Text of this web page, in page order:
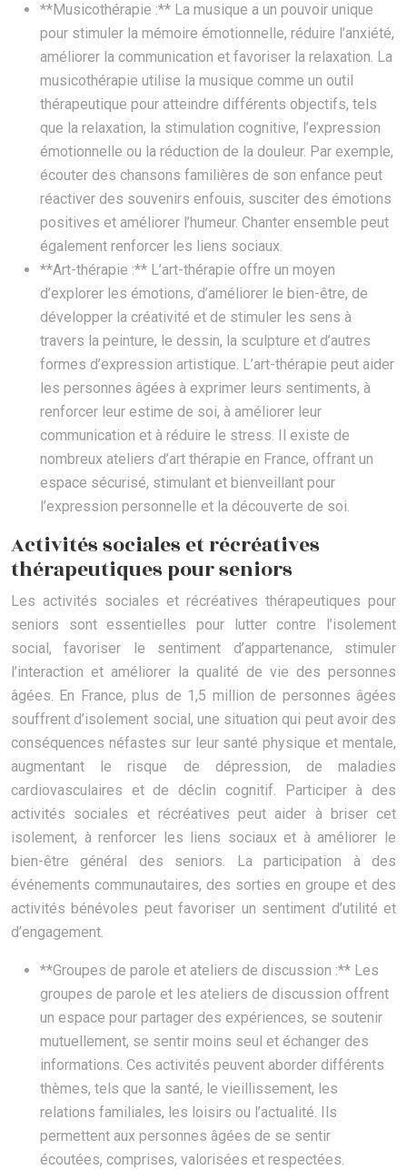
**Musicothérapie :** La musique a un pouvoir unique
pour stimuler la mémoire émotionnelle, réduire l’anxiété,
améliorer la communication et favoriser la relaxation. La
musicothérapie utilise la musique comme un outil
thérapeutique pour atteindre différents objectifs, tels
que la relaxation, la stimulation cognitive, l’expression
émotionnelle ou la réduction de la douleur. Par exemple,
écouter des chansons familières de son enfance peut
réactiver des souvenirs enfouis, susciter des émotions
positives et améliorer l’humeur. Chanter ensemble peut
également renforcer les liens sociaux.
**Art-thérapie :** L’art-thérapie offre un moyen
d’explorer les émotions, d’améliorer le bien-être, de
développer la créativité et de stimuler les sens à
travers la peinture, le dessin, la sculpture et d’autres
formes d’expression artistique. L’art-thérapie peut aider
les personnes âgées à exprimer leurs sentiments, à
renforcer leur estime de soi, à améliorer leur
communication et à réduire le stress. Il existe de
nombreux ateliers d’art thérapie en France, offrant un
espace sécurisé, stimulant et bienveillant pour
l’expression personnelle et la découverte de soi.
Activités sociales et récréatives
thérapeutiques pour seniors
Les activités sociales et récréatives thérapeutiques pour
seniors sont essentielles pour lutter contre l’isolement
social, favoriser le sentiment d’appartenance, stimuler
l’interaction et améliorer la qualité de vie des personnes
âgées. En France, plus de 1,5 million de personnes âgées
souffrent d’isolement social, une situation qui peut avoir des
conséquences néfastes sur leur santé physique et mentale,
augmentant le risque de dépression, de maladies
cardiovasculaires et de déclin cognitif. Participer à des
activités sociales et récréatives peut aider à briser cet
isolement, à renforcer les liens sociaux et à améliorer le
bien-être général des seniors. La participation à des
événements communautaires, des sorties en groupe et des
activités bénévoles peut favoriser un sentiment d’utilité et
d’engagement.
**Groupes de parole et ateliers de discussion :** Les
groupes de parole et les ateliers de discussion offrent
un espace pour partager des expériences, se soutenir
mutuellement, se sentir moins seul et échanger des
informations. Ces activités peuvent aborder différents
thèmes, tels que la santé, le vieillissement, les
relations familiales, les loisirs ou l’actualité. Ils
permettent aux personnes âgées de se sentir
écoutées, comprises, valorisées et respectées.